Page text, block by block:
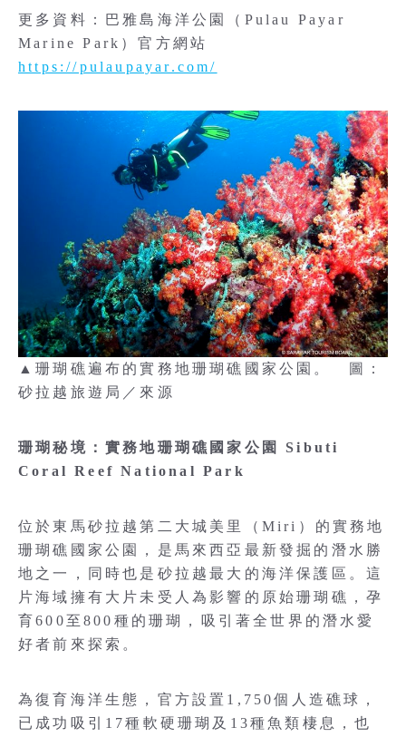
更多資料：巴雅島海洋公園（Pulau Payar
Marine Park）官方網站
https://pulaupayar.com/
▲珊瑚礁遍布的實務地珊瑚礁國家公園。 圖：
砂拉越旅遊局／來源
珊瑚秘境：實務地珊瑚礁國家公園 Sibuti
Coral Reef National Park
位於東馬砂拉越第二大城美里（Miri）的實務地
珊瑚礁國家公園，是馬來西亞最新發掘的潛水勝
地之一，同時也是砂拉越最大的海洋保護區。這
片海域擁有大片未受人為影響的原始珊瑚礁，孕
育600至800種的珊瑚，吸引著全世界的潛水愛
好者前來探索。
為復育海洋生態，官方設置1,750個人造礁球，
已成功吸引17種軟硬珊瑚及13種魚類棲息，也